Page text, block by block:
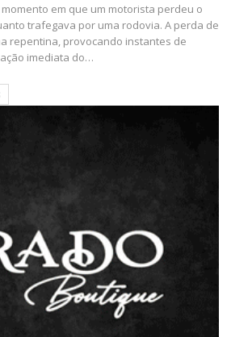
em que um motorista perdeu o
trafegava por uma rodovia. A perda de
repentina, provocando instantes de
imediata do…